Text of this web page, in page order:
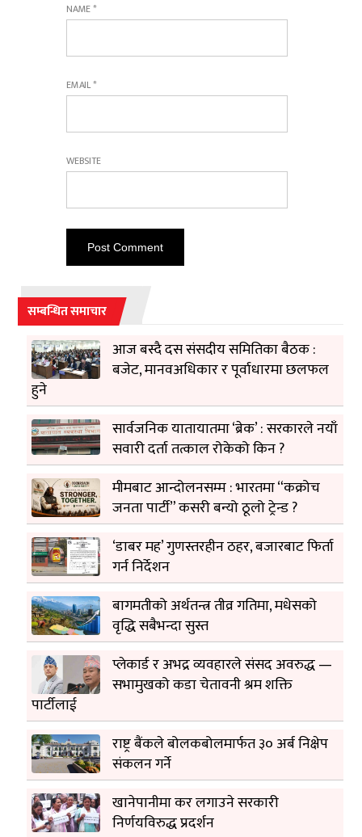
NAME*
EMAIL*
WEBSITE
सम्बन्धित समाचार
आज बस्दै दस संसदीय समितिका बैठक :
बजेट, मानवअधिकार र पूर्वाधारमा छलफल
हुने
सार्वजनिक यातायातमा ‘ब्रेक’ : सरकारले नयाँ
सवारी दर्ता तत्काल रोकेको किन ?
मीमबाट आन्दोलनसम्म : भारतमा “कक्रोच
जनता पार्टी” कसरी बन्यो ठूलो ट्रेन्ड ?
‘डाबर मह’ गुणस्तरहीन ठहर, बजारबाट फिर्ता
गर्न निर्देशन
बागमतीको अर्थतन्त्र तीव्र गतिमा, मधेसको
वृद्धि सबैभन्दा सुस्त
प्लेकार्ड र अभद्र व्यवहारले संसद अवरुद्ध —
सभामुखको कडा चेतावनी श्रम शक्ति
पार्टीलाई
राष्ट्र बैंकले बोलकबोलमार्फत ३० अर्ब निक्षेप
संकलन गर्ने
खानेपानीमा कर लगाउने सरकारी
निर्णयविरुद्ध प्रदर्शन